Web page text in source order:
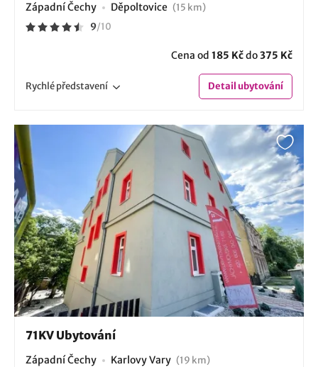
Západní Čechy Děpoltovice (15 km)
9/10
Cena od 185 Kčdo375 Kč
Rychlépředstavení Detailubytování
71KV Ubytování
Západní Čechy Karlovy Vary (19 km)